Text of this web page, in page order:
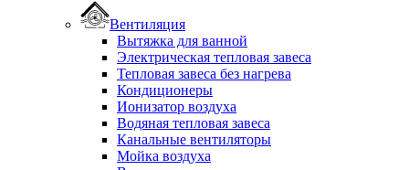
Вентиляция
Вытяжка для ванной
Электрическая тепловая завеса
Тепловая завеса без нагрева
Кондиционеры
Ионизатор воздуха
Водяная тепловая завеса
Канальные вентиляторы
Мойка воздуха